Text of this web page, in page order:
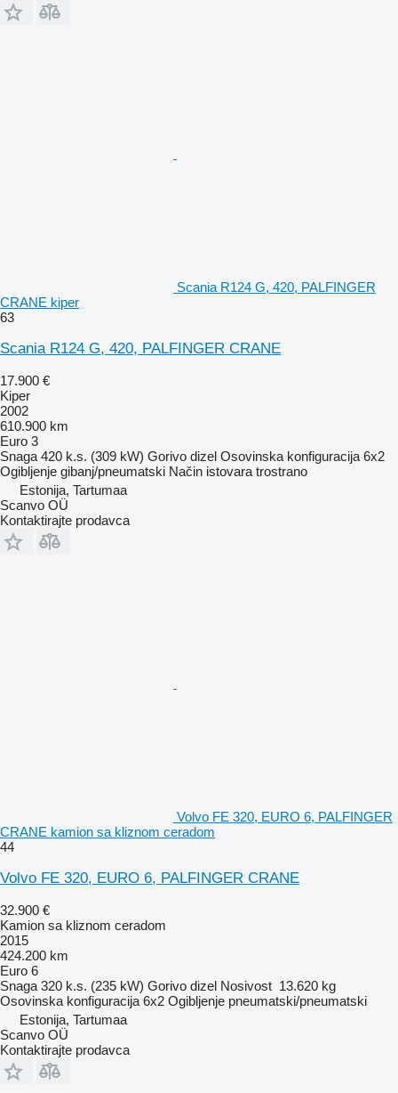
Scania R124 G, 420, PALFINGER
CRANE kiper
63
Scania R124 G, 420, PALFINGER CRANE
17.900 €
Kiper
2002
610.900 km
Euro 3
Snaga 420 k.s. (309 kW) Gorivo dizel Osovinska konfiguracija 6x2
Ogibljenje gibanj/pneumatski Način istovara trostrano
Estonija, Tartumaa
Scanvo OÜ
Kontaktirajte prodavca
Volvo FE 320, EURO 6, PALFINGER
CRANE kamion sa kliznom ceradom
44
Volvo FE 320, EURO 6, PALFINGER CRANE
32.900 €
Kamion sa kliznom ceradom
2015
424.200 km
Euro 6
Snaga 320 k.s. (235 kW) Gorivo dizel Nosivost 13.620 kg
Osovinska konfiguracija 6x2 Ogibljenje pneumatski/pneumatski
Estonija, Tartumaa
Scanvo OÜ
Kontaktirajte prodavca